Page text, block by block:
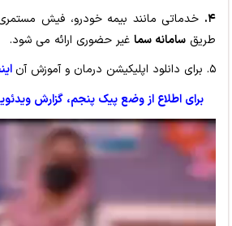
۴. خدماتی مانند بیمه خودرو، فیش
طریق سامانه سما غیر حضوری ارائه می شود.
۵. برای دانلود اپلیکیشن درمان و آموزش آن
برای اطلاع از وضع پیک پنجم، گزارش